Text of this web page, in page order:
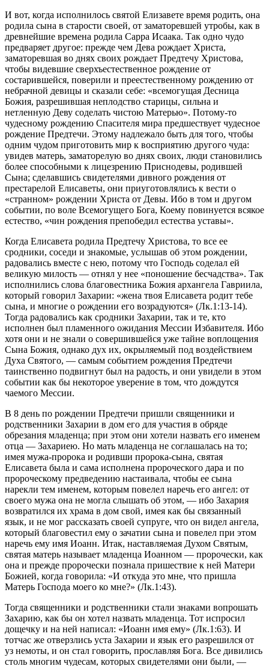
И вот, когда исполнилось святой Елизавете время родить, она
родила сына в старости своей, от заматоревшей утробы, как в
древнейшие времена родила Сарра Исаака. Так одно чудо
предваряет другое: прежде чем Дева рождает Христа,
заматоревшая во днях своих рождает Предтечу Христова,
чтобы видевшие сверхъестественное рождение от
состарившейся, поверили и преестественному рождению от
небрачной девицы и сказали себе: «всемогущая Десница
Божия, разрешившая неплодство старицы, сильна и
нетленную Деву соделать чистою Матерью». Потому-то
чудесному рождению Спасителя мира предшествует чудесное
рождение Предтечи. Этому надлежало быть для того, чтобы
одним чудом приготовить мир к восприятию другого чуда:
увидев матерь, заматорелую во днях своих, люди становились
более способными к лицезрению Приснодевы, родившей
Сына; сделавшись свидетелями дивного рождения от
престарелой Елисаветы, они приуготовлялись к вести о
«странном» рождении Христа от Девы. Ибо в том и другом
событии, по воле Всемогущего Бога, Коему повинуется всякое
естество, «чин рождения препобедил естества уставы».
Когда Елисавета родила Предтечу Христова, то все ее
сродники, соседи и знакомые, услышав об этом рождении,
радовались вместе с нею, потому что Господь соделал ей
великую милость — отнял у нее «поношение бесчадства». Так
исполнились слова благовестника Божия архангела Гавриила,
который говорил Захарии: «жена твоя Елисавета родит тебе
сына, и многие о рождении его возрадуются» (Лк.1:13-14).
Тогда радовались как сродники Захарии, так и те, кто
исполнен был пламенного ожидания Мессии Избавителя. Ибо
хотя они и не знали о совершившейся уже тайне воплощения
Сына Божия, однако дух их, окрыляемый под воздействием
Духа Святого, — самым событием рождения Предтечи
таинственно подвигнут был на радость, и они увидели в этом
событии как бы некоторое уверение в том, что дождутся
чаемого Мессии.
В 8 день по рождении Предтечи пришли священники и
родственники Захарии в дом его для участия в обряде
обрезания младенца; при этом они хотели назвать его именем
отца — Захариею. Но мать младенца не соглашалась на то;
имея мужа-пророка и родивши пророка-сына, святая
Елисавета была и сама исполнена пророческого дара и по
пророческому предведению настаивала, чтобы ее сына
нарекли тем именем, которым повелел наречь его ангел: от
своего мужа она не могла слышать об этом, — ибо Захария
возвратился их храма в дом свой, имея как бы связанный
язык, и не мог рассказать своей супруге, что он видел ангела,
который благовестил ему о зачатии сына и повелел при этом
наречь ему имя Иоанн. Итак, наставляемая Духом Святым,
святая матерь называет младенца Иоанном — пророчески, как
она и прежде пророчески познала пришествие к ней Матери
Божией, когда говорила: «И откуда это мне, что пришла
Матерь Господа моего ко мне?» (Лк.1:43).
Тогда священники и родственники стали знаками вопрошать
Захарию, как бы он хотел назвать младенца. Тот испросил
дощечку и на ней написал: «Иоанн имя ему» (Лк.1:63). И
тотчас же отверзлись уста Захарии и язык его разрешился от
уз немоты, и он стал говорить, прославляя Бога. Все дивились
столь многим чудесам, которых свидетелями они были, —